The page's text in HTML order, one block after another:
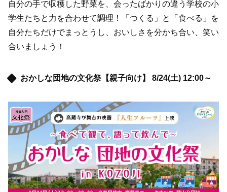
自分の手で収穫した野菜を、会ったばかりの違う学校の小
学生たちと力を合わせて調理！「つくる」と「食べる」を
自分たちだけでまっとうし、おいしさを分かち合い、笑い
合いましょう！
おかしな団地の文化祭【親子向け】 8/24(土) 12:00～